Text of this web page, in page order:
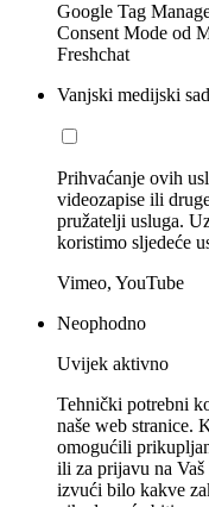
Google Tag
Consent Mode od
Freshchat
Vanjski medijski
Prihvaćanje ovih
videozapise ili
pružatelji usluga.
koristimo sljedeće
Vimeo, YouTube
Neophodno
Uvijek aktivno
Tehnički potrebni
naše web stranice.
omogućili
ili za prijavu na
izvući bilo kakve